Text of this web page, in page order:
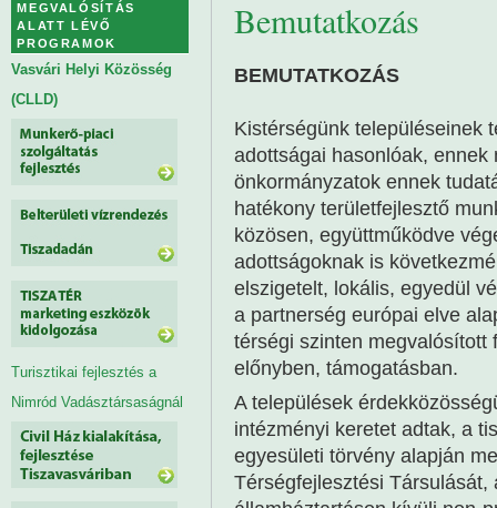
Bemutatkozás
BEMUTATKOZÁS
Kistérségünk településeinek
adottságai hasonlóak,
önkormányzatok ennek
hatékony területfejlesztő
közösen, együttműködve
adottságoknak is
elszigetelt, lokális, egyedül
a partnerség európai elve
térségi szinten megvalósított
előnyben, támogatásban.
A települések
intézményi keretet adtak, a
egyesületi törvény alapján
Térségfejlesztési
MEGVALÓSÍTÁS
ALATT LÉVŐ
PROGRAMOK
Vasvári Helyi Közösség
(CLLD)
Turisztikai fejlesztés a
Nimród Vadásztársaságnál